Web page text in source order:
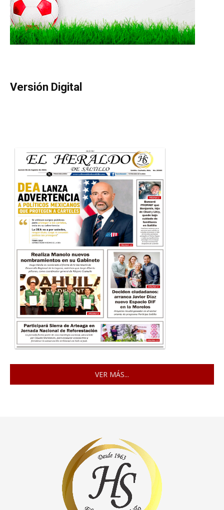
Versión Digital
VER MÁS...